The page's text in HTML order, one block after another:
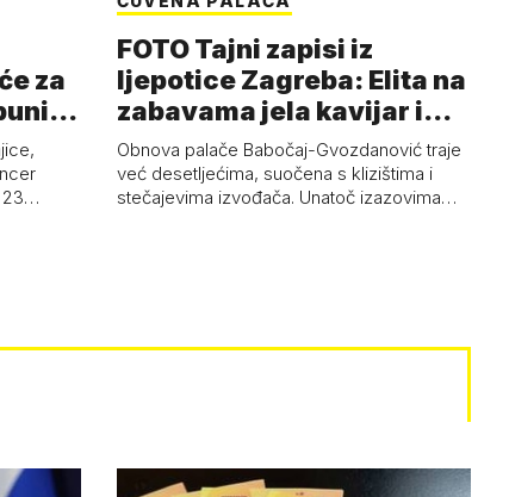
za
23…
FOTO Tajni zapisi iz
ljepotice Zagreba: Elita na
zabavama jela kavijar i
pud…
Obnova palače Babočaj-Gvozdanović traje
već desetljećima, suočena s klizištima i
stečajevima izvođača. Unatoč izazovima…